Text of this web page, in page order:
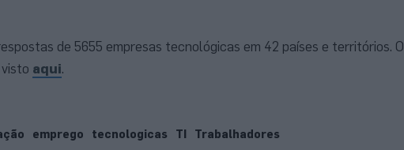
de 5655 empresas tecnológicas em 42 países e territórios. O
aqui.
emprego tecnologicas TI Trabalhadores